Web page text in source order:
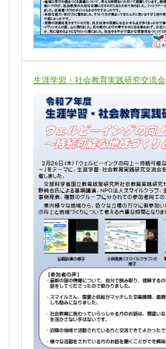
生涯学習・社会教育実践研究交流会